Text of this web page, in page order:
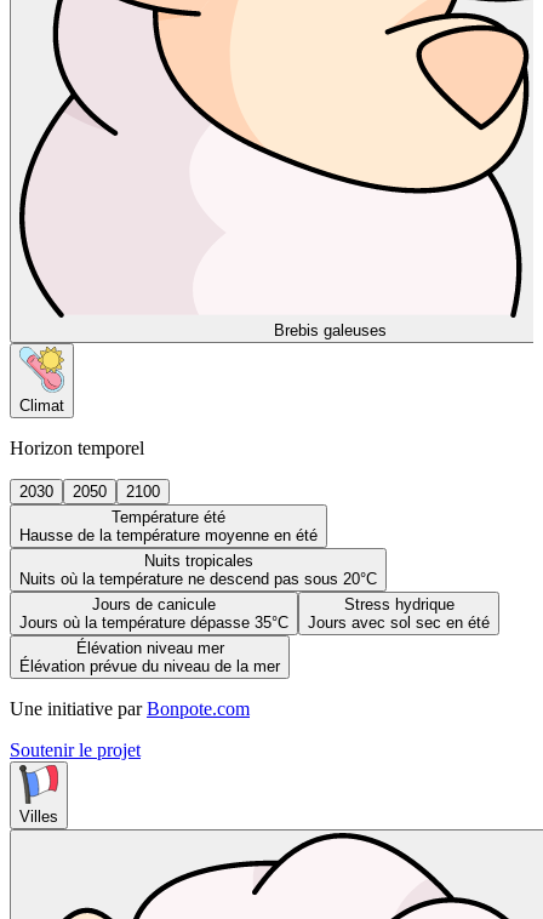
Brebis galeuses
Climat
Horizon temporel
2030 2050
2100
Température été
Hausse de la température moyenne en été
Nuits tropicales
Nuits où la température ne descend pas sous 20°C
Jours de canicule
Jours où la température dépasse 35°C
Stress hydrique
Jours avec sol sec en été
Élévation niveau mer
Élévation prévue du niveau de la mer
Une initiative par Bonpote.com
Soutenir le projet
Villes